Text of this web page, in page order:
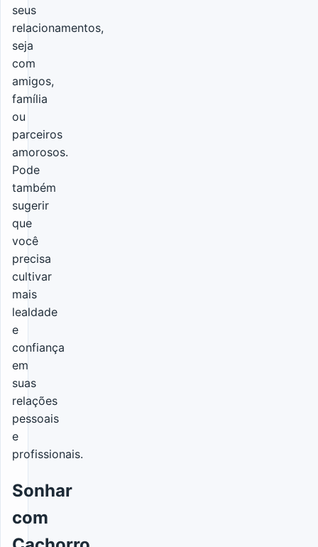
seus
relacionamentos,
seja
com
amigos,
família
ou
parceiros
amorosos.
Pode
também
sugerir
que
você
precisa
cultivar
mais
lealdade
e
confiança
em
suas
relações
pessoais
e
profissionais.
Sonhar
com